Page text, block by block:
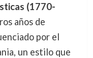
(1770-
años de
por el
un estilo que